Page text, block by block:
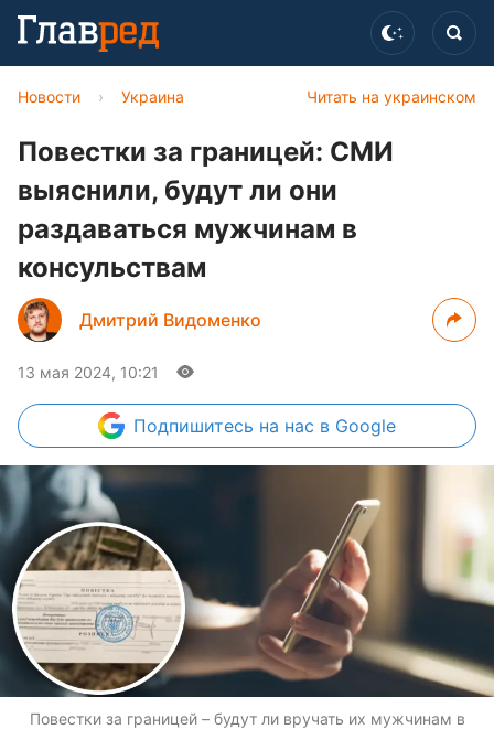
Читать на украинском
Новости › Украина
Повестки за границей: СМИ
выяснили, будут ли они
раздаваться мужчинам в
консульствам
Дмитрий Видоменко
13 мая 2024, 10:21
Подпишитесь на нас в Google
Повестки за границей – будут ли вручать их мужчинам в